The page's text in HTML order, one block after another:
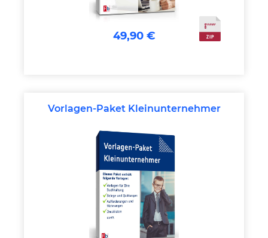
49,90 €
Vorlagen-Paket Kleinunternehmer